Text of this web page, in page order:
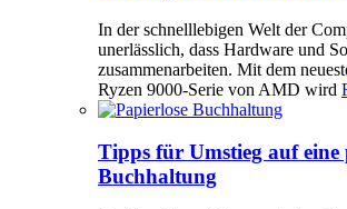
In der schnelllebigen Welt der
unerlässlich, dass Hardware und
zusammenarbeiten. Mit dem
Ryzen 9000-Serie von AMD wird
Tipps für Umstieg auf eine
Buchhaltung